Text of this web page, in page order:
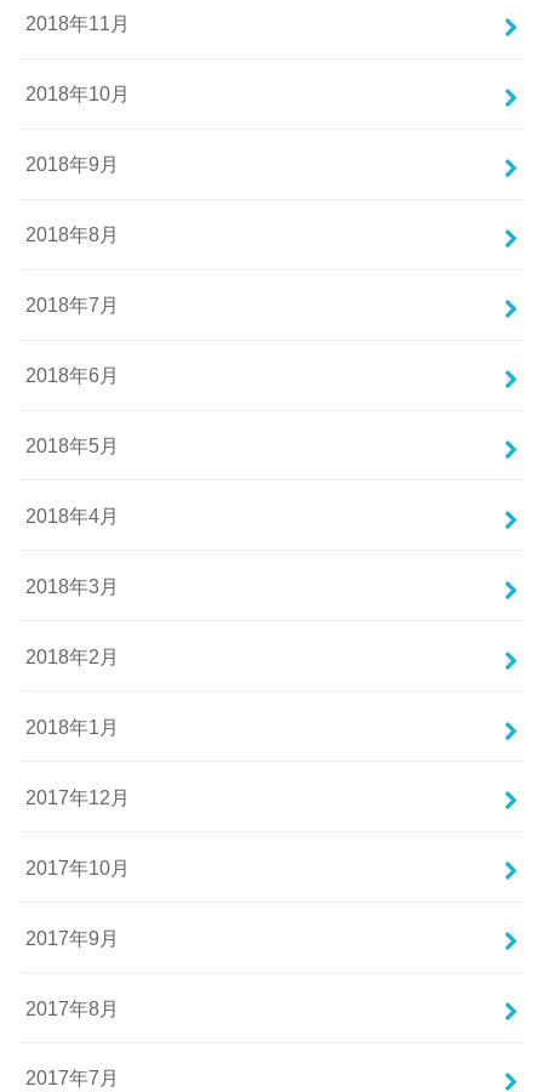
2018年11月
2018年10月
2018年9月
2018年8月
2018年7月
2018年6月
2018年5月
2018年4月
2018年3月
2018年2月
2018年1月
2017年12月
2017年10月
2017年9月
2017年8月
2017年7月